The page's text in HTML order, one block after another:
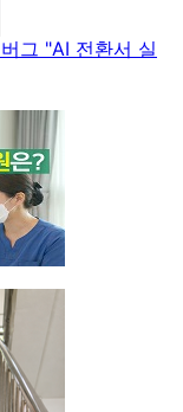
그 "AI 전환서 실